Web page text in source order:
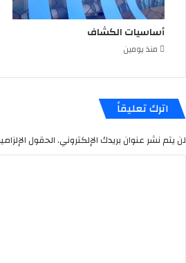
أساسيات الكشاف
منذ يومين
اترك تعليقاً
لن يتم نشر عنوان بريدك الإلكتروني.الحقول